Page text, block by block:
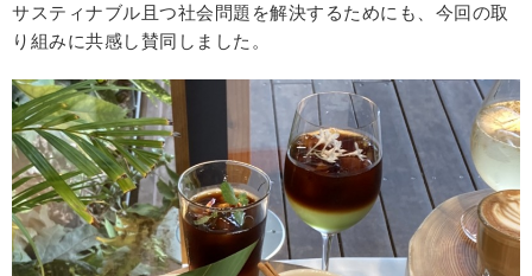
サスティナブル且つ社会問題を解決するためにも、今回の取
り組みに共感し賛同しました。